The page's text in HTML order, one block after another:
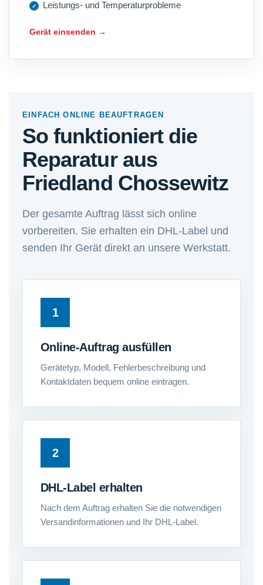
Leistungs- und Temperaturprobleme
Gerät einsenden →
EINFACH ONLINE BEAUFTRAGEN
So funktioniert die
Reparatur aus
Friedland Chossewitz
Der gesamte Auftrag lässt sich online
vorbereiten. Sie erhalten ein DHL-Label und
senden Ihr Gerät direkt an unsere Werkstatt.
Online-Auftrag ausfüllen
Gerätetyp, Modell, Fehlerbeschreibung und
Kontaktdaten bequem online eintragen.
DHL-Label erhalten
Nach dem Auftrag erhalten Sie die notwendigen
Versandinformationen und Ihr DHL-Label.